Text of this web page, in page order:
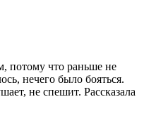
потому что раньше не
нечего было бояться.
не спешит. Рассказала